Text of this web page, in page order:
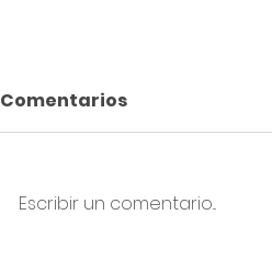
Comentarios
Escribir un comentario...